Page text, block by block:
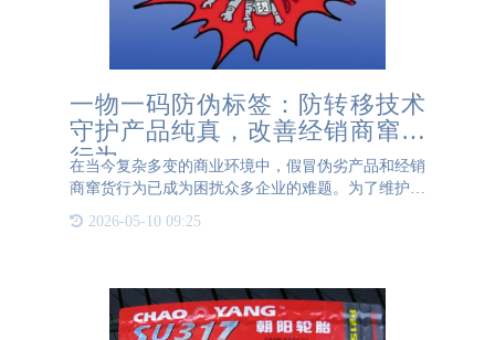
一物一码防伪标签：防转移技术
守护产品纯真，改善经销商窜货
行为
在当今复杂多变的商业环境中，假冒伪劣产品和经销
商窜货行为已成为困扰众多企业的难题。为了维护产
象，一物一码防伪标签及其防转移技术应运而生。
2026-05-10 09:25